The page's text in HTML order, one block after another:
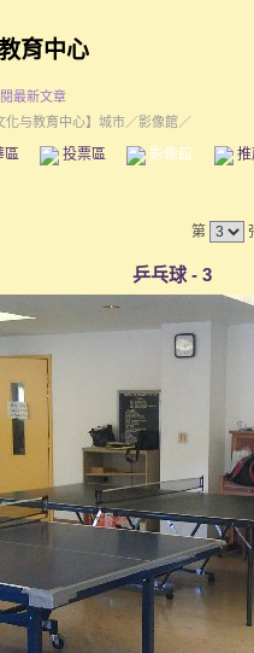
育中心
最新文章
化与教育中心】城市／影像館／
區 投票區 影像館
第
乒乓球 - 3